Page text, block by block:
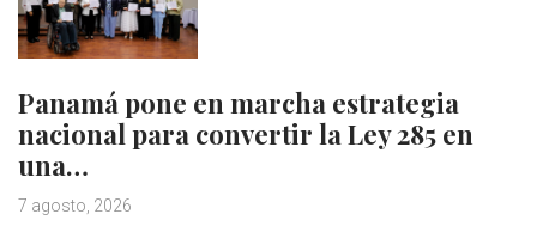
Panamá pone en marcha estrategia
nacional para convertir la Ley 285 en
una…
7 agosto, 2026